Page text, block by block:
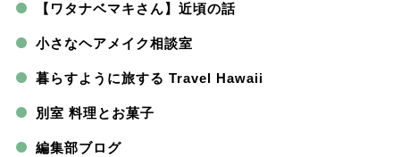
【ワタナベマキさん】近頃の話
小さなヘアメイク相談室
暮らすように旅する Travel Hawaii
別室 料理とお菓子
編集部ブログ